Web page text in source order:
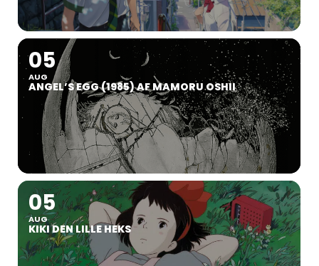
05
AUG
ANGEL’S EGG (1985) AF MAMORU OSHII
05
AUG
KIKI DEN LILLE HEKS